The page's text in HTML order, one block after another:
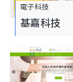
電子科技
基嘉科技